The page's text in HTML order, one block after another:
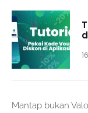
Mantap bukan